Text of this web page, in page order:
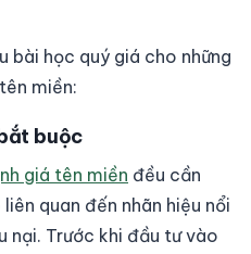
bài học quý giá cho những
miền:
buộc
giá tên miền đều cần
quan đến nhãn hiệu nổi
nại. Trước khi đầu tư vào